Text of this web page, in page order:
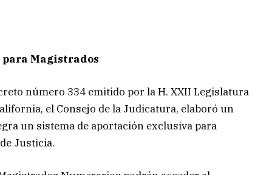
Magistrados
número 334 emitido por la H. XXII Legislatura
el Consejo de la Judicatura, elaboró un
un sistema de aportación exclusiva para
Justicia.